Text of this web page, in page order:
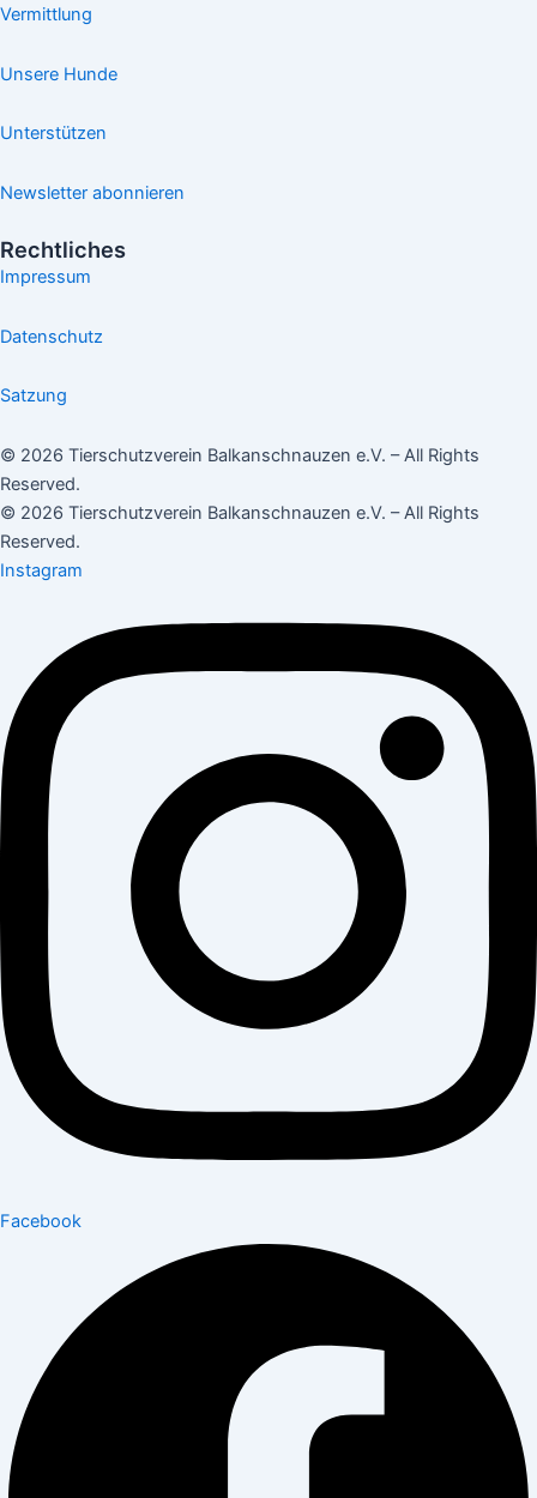
Vermittlung
Unsere Hunde
Unterstützen
Newsletter abonnieren
Rechtliches
Impressum
Datenschutz
Satzung
© 2026 Tierschutzverein Balkanschnauzen e.V. – All Rights
Reserved.
© 2026 Tierschutzverein Balkanschnauzen e.V. – All Rights
Reserved.
Instagram
Facebook